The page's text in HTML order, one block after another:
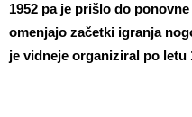
1952 pa je prišlo do
omenjajo začetki igranja
je vidneje organiziral po letu